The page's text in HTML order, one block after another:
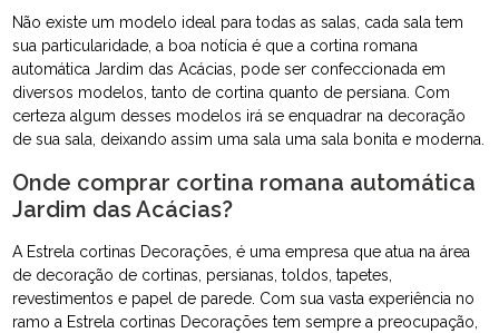
Não existe um modelo ideal para todas as salas, cada sala tem
sua particularidade, a boa notícia é que a cortina romana
automática Jardim das Acácias, pode ser confeccionada em
diversos modelos, tanto de cortina quanto de persiana. Com
certeza algum desses modelos irá se enquadrar na decoração
de sua sala, deixando assim uma sala uma sala bonita e moderna.
Onde comprar cortina romana automática
Jardim das Acácias?
A Estrela cortinas Decorações, é uma empresa que atua na área
de decoração de cortinas, persianas, toldos, tapetes,
revestimentos e papel de parede. Com sua vasta experiência no
ramo a Estrela cortinas Decorações tem sempre a preocupação,